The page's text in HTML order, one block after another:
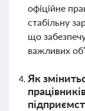
офіційне
стабільну
що
важливих
Як